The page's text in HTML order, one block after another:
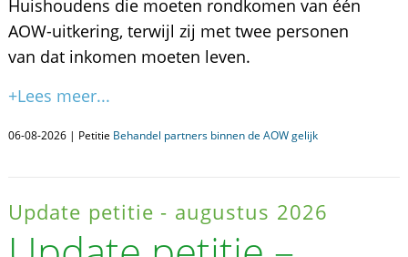
Huishoudens die moeten rondkomen van één
AOW-uitkering, terwijl zij met twee personen
van dat inkomen moeten leven.
+Lees meer...
06-08-2026 | Petitie Behandel partners binnen de AOW gelijk
Update petitie - augustus 2026